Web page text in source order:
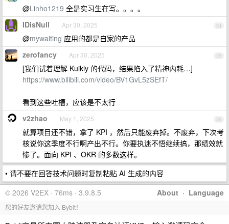
@Linho1219 全是实习生在写。。。。
34
IDisNull Apr 30, 2025
@mywaiting 应用的都是自家的产品
35
zerofancy Apr 30, 2025
[我们试着理解 Kuikly 的代码，结果陷入了精神内耗…]
https://www.bilibili.com/video/BV1GvL5zSEfT/
看到这些吐槽，应该是不太行
36
v2zhao May 1, 2025
就算项目还不错，拿了 KPI ，然后只能废弃掉。不废弃，下次考
核说你这季度不行啊产出不行。你要执迷不悟继续搞，那绩效就
惨了。面向 KPI 、OKR 的多数这样。
• 请不要在回答技术问题时复制粘贴 AI 生成的内容
About · Language
© 2026 V2EX · 76ms · 3.9.8.5
您的好友邀请您加入 Bybit！